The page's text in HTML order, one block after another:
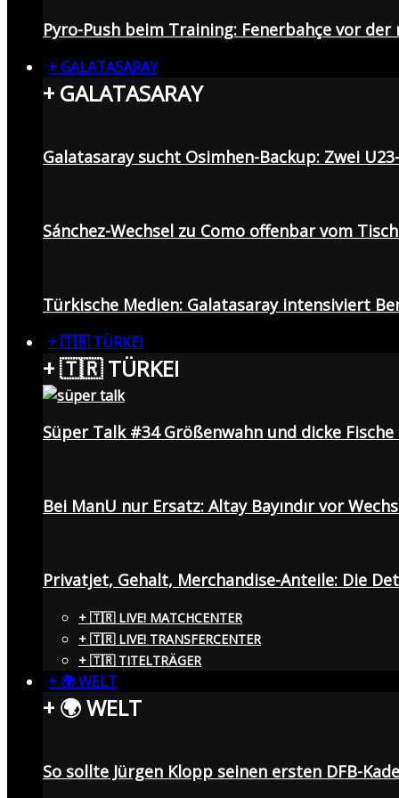
Pyro-Push beim Training: Fenerbahçe vor
+ GALATASARAY
+ GALATASARAY
Galatasaray sucht Osimhen-Backup: Zwei
Sánchez-Wechsel zu Como offenbar vom
Türkische Medien: Galatasaray intensiviert
+ 🇹🇷 TÜRKEI
+ 🇹🇷 TÜRKEI
Süper Talk #34 Größenwahn und dicke
Bei ManU nur Ersatz: Altay Bayındır vor
Privatjet, Gehalt, Merchandise-Anteile: Die
+ 🇹🇷 LIVE! MATCHCENTER
+ 🇹🇷 LIVE! TRANSFERCENTER
+ 🇹🇷 TITELTRÄGER
+ 🌍 WELT
+ 🌍 WELT
So sollte Jürgen Klopp seinen ersten DFB-